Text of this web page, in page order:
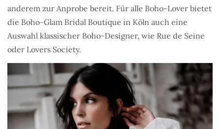
anderem zur Anprobe bereit. Für alle Boho-Lover bietet
die Boho-Glam Bridal Boutique in Köln auch eine
Auswahl klassischer Boho-Designer, wie Rue de Seine
oder Lovers Society.